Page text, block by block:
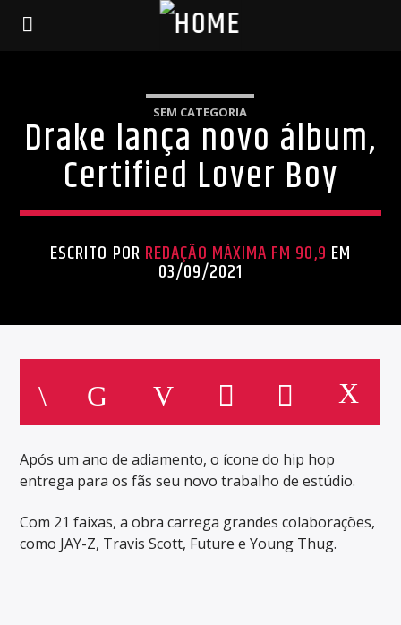
SEM CATEGORIA
Drake lança novo álbum,
Certified Lover Boy
ESCRITO POR REDAÇÃO MÁXIMA FM 90,9 EM
03/09/2021
Após um ano de adiamento, o ícone do hip hop
entrega para os fãs seu novo trabalho de estúdio.
Com 21 faixas, a obra carrega grandes colaborações,
como JAY-Z, Travis Scott, Future e Young Thug.